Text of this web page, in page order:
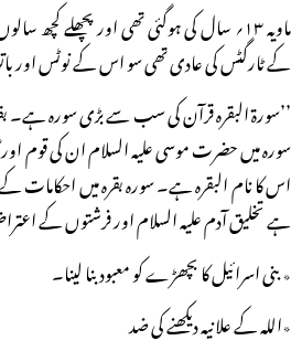
ماویہ ۱۳؍ سال کی ہوگئی تھی اور پچھلے
کے ٹارگٹس کی عادی تھی سو اس کے نوٹس اور
’’سورۃ البقرہ قرآن کی سب سے بڑی سورہ
سورہ میں حضرت موسی علیہ السلام ان کی قوم
اس کا نام البقرہ ہے۔ سورہ بقرہ میں
ہے تخلیق آدم علیہ السلام اور فرشتوں کے
٭ بنی اسرائیل کا بچھڑے کو معبود بنا لینا۔
٭اللہ کے علانیہ دیکھنے کی ضد